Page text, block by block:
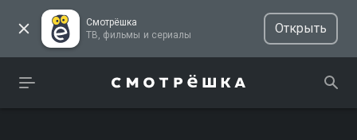
Смотрёшка
ТВ, фильмы и сериалы
Открыть